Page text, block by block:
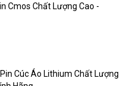
Cmos Chất Lượng Cao -
Cúc Áo Lithium Chất Lượng